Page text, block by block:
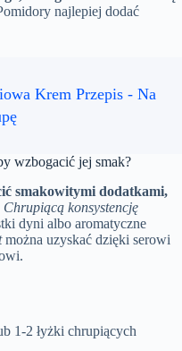
najlepiej dodać
Krem Przepis - Na
wzbogacić jej smak?
smakowitymi dodatkami,
Chrupiącą konsystencję
dyni albo aromatyczne
można uzyskać dzięki serowi
1-2 łyżki chrupiących